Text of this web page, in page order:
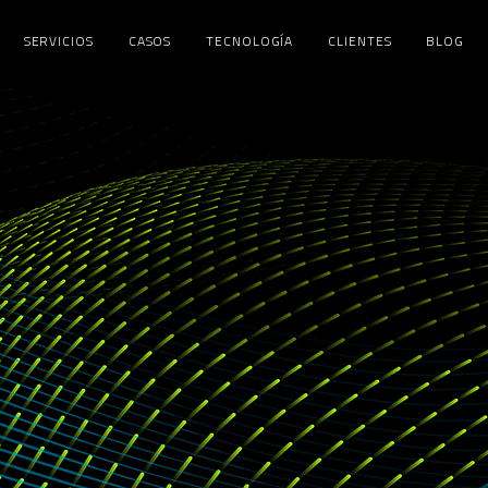
SERVICIOS CASOS TECNOLOGÍA CLIENTES BLOG